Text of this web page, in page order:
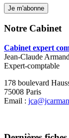
Notre Cabinet
Cabinet expert
Jean-Claude
Expert-comptable
178 boulevard
75008 Paris
Email :